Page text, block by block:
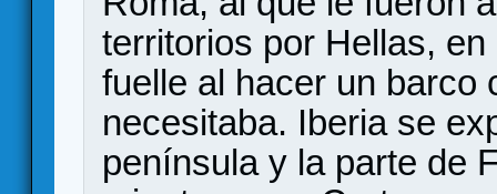
territorios por Hellas,
fuelle al hacer un barco
necesitaba. Iberia se
península y la parte de